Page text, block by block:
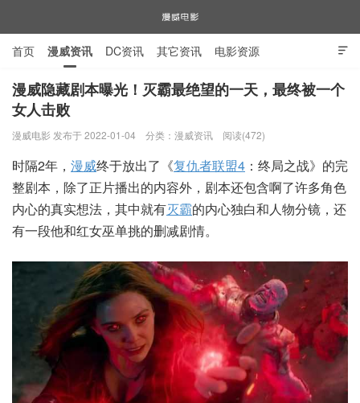
漫威电影

首页 漫威资讯 DC资讯 其它资讯 电影资源
电视剧资源 漫威图片
漫威隐藏剧本曝光！灭霸最绝望的一天，最终被一个
女人击败
漫威电影 发布于 2022-01-04 分类： 漫威资讯 阅读(472)
时隔2年， 漫威终于放出了《复仇者联盟4 ：终局之战》的完
整剧本，除了正片播出的内容外，剧本还包含啊了许多角色
内心的真实想法，其中就有灭霸的内心独白和人物分镜，还
有一段他和红女巫单挑的删减剧情。